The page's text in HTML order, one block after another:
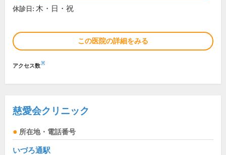
休診日: 木・日・祝
この医院の詳細をみる
アクセス数※
慈愛会クリニック
所在地・電話番号
いづろ通駅